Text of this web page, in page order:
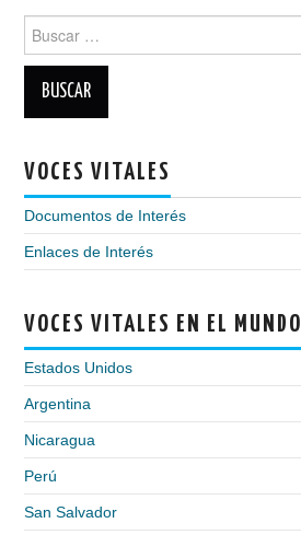
VOCES VITALES
Documentos de Interés
Enlaces de Interés
VOCES VITALES EN EL MUNDO
Estados Unidos
Argentina
Nicaragua
Perú
San Salvador